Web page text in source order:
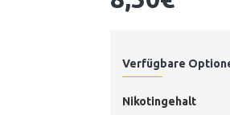
Verfügbare
Nikotingehalt